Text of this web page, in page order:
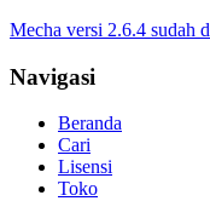
Mecha versi 2.6.4 sudah
Navigasi
Beranda
Cari
Lisensi
Toko